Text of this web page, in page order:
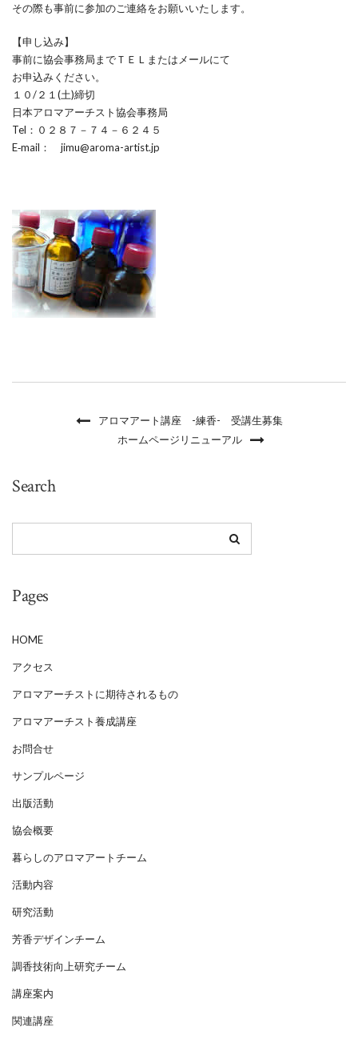
その際も事前に参加のご連絡をお願いいたします。
【申し込み】
事前に協会事務局までＴＥＬまたはメールにて
お申込みください。
１０/２１(土)締切
日本アロマアーチスト協会事務局
Tel：０２８７－７４－６２４５
E‐mail： jimu@aroma-artist.jp
アロマアート講座 -練香- 受講生募集
ホームページリニューアル
Search
Pages
HOME
アクセス
アロマアーチストに期待されるもの
アロマアーチスト養成講座
お問合せ
サンプルページ
出版活動
協会概要
暮らしのアロマアートチーム
活動内容
研究活動
芳香デザインチーム
調香技術向上研究チーム
講座案内
関連講座